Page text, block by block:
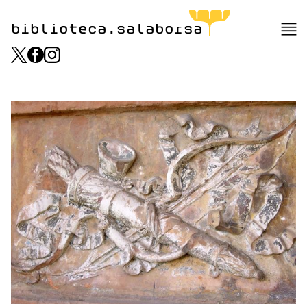
biblioteca.salaborsa